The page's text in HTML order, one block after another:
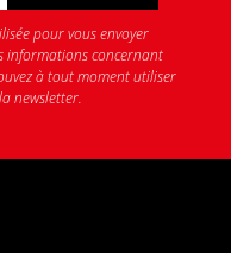
pour vous envoyer
informations concernant
à tout moment utiliser
newsletter.